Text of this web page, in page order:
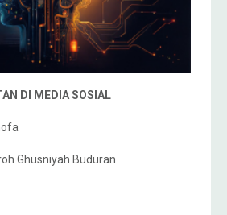
DI MEDIA SOSIAL
Ghusniyah Buduran